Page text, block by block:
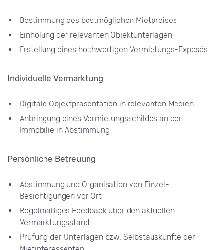
Bestimmung des bestmöglichen Mietpreises
Einholung der relevanten Objektunterlagen
Erstellung eines hochwertigen Vermietungs-Exposés
Individuelle Vermarktung
Digitale Objektpräsentation in relevanten Medien
Anbringung eines Vermietungsschildes an der
Immobilie in Abstimmung
Persönliche Betreuung
Abstimmung und Organisation von Einzel-
Besichtigungen vor Ort
Regelmäßiges Feedback über den aktuellen
Vermarktungsstand
Prüfung der Unterlagen bzw. Selbstauskünfte der